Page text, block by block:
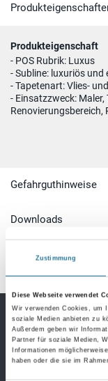
Zustimmung
Diese Webseite verwendet
Wir verwenden Cookies, um
soziale Medien anbieten zu
Außerdem geben wir
Partner für soziale Medien,
Informationen
haben oder die sie im
Produkteigenschaft
- POS Rubrik: Luxus
- Subline: luxuriös und
- Tapetenart: Vlies-
- Einsatzzweck:
Gefahrguthinweise
Downloads
Spezifikationen
Bodenbeläge
Design Bodenbeläge